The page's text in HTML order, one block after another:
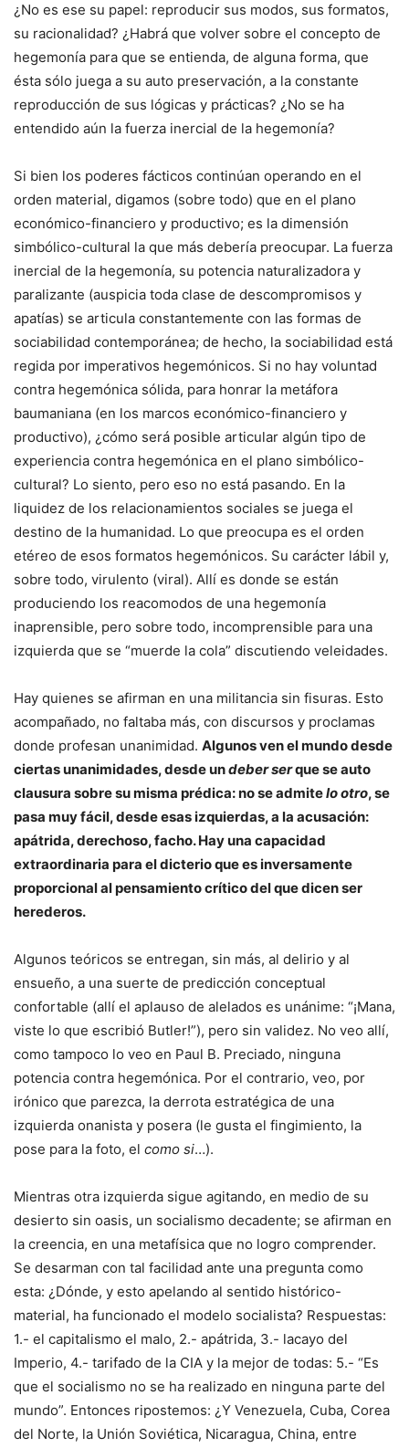
¿No es ese su papel: reproducir sus modos, sus formatos,
su racionalidad? ¿Habrá que volver sobre el concepto de
hegemonía para que se entienda, de alguna forma, que
ésta sólo juega a su auto preservación, a la constante
reproducción de sus lógicas y prácticas? ¿No se ha
entendido aún la fuerza inercial de la hegemonía?
Si bien los poderes fácticos continúan operando en el
orden material, digamos (sobre todo) que en el plano
económico-financiero y productivo; es la dimensión
simbólico-cultural la que más debería preocupar. La fuerza
inercial de la hegemonía, su potencia naturalizadora y
paralizante (auspicia toda clase de descompromisos y
apatías) se articula constantemente con las formas de
sociabilidad contemporánea; de hecho, la sociabilidad está
regida por imperativos hegemónicos. Si no hay voluntad
contra hegemónica sólida, para honrar la metáfora
baumaniana (en los marcos económico-financiero y
productivo), ¿cómo será posible articular algún tipo de
experiencia contra hegemónica en el plano simbólico-
cultural? Lo siento, pero eso no está pasando. En la
liquidez de los relacionamientos sociales se juega el
destino de la humanidad. Lo que preocupa es el orden
etéreo de esos formatos hegemónicos. Su carácter lábil y,
sobre todo, virulento (viral). Allí es donde se están
produciendo los reacomodos de una hegemonía
inaprensible, pero sobre todo, incomprensible para una
izquierda que se “muerde la cola” discutiendo veleidades.
Hay quienes se afirman en una militancia sin fisuras. Esto
acompañado, no faltaba más, con discursos y proclamas
donde profesan unanimidad. Algunos ven el mundo desde
ciertas unanimidades, desde undeber serque se auto
clausura sobre su misma prédica: no se admitelo otro, se
pasa muy fácil, desde esas izquierdas, a la acusación:
apátrida, derechoso, facho. Hay una capacidad
extraordinaria para el dicterio que es inversamente
proporcional al pensamiento crítico del que dicen ser
herederos.
Algunos teóricos se entregan, sin más, al delirio y al
ensueño, a una suerte de predicción conceptual
confortable (allí el aplauso de alelados es unánime: “¡Mana,
viste lo que escribió Butler!”), pero sin validez. No veo allí,
como tampoco lo veo en Paul B. Preciado, ninguna
potencia contra hegemónica. Por el contrario, veo, por
irónico que parezca, la derrota estratégica de una
izquierda onanista y posera (le gusta el fingimiento, la
pose para la foto, el como si…).
Mientras otra izquierda sigue agitando, en medio de su
desierto sin oasis, un socialismo decadente; se afirman en
la creencia, en una metafísica que no logro comprender.
Se desarman con tal facilidad ante una pregunta como
esta: ¿Dónde, y esto apelando al sentido histórico-
material, ha funcionado el modelo socialista? Respuestas:
1.- el capitalismo el malo, 2.- apátrida, 3.- lacayo del
Imperio, 4.- tarifado de la CIA y la mejor de todas: 5.- “Es
que el socialismo no se ha realizado en ninguna parte del
mundo”. Entonces ripostemos: ¿Y Venezuela, Cuba, Corea
del Norte, la Unión Soviética, Nicaragua, China, entre